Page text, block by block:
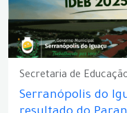
Secretaria de
Serranópolis do